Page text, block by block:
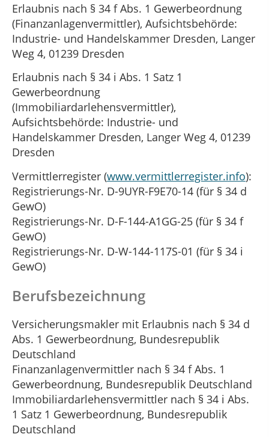
Erlaubnis nach § 34 f Abs. 1 Gewerbeordnung
(Finanzanlagenvermittler), Aufsichtsbehörde:
Industrie- und Handelskammer Dresden, Langer
Weg 4, 01239 Dresden
Erlaubnis nach § 34 i Abs. 1 Satz 1
Gewerbeordnung
(Immobiliardarlehensvermittler),
Aufsichtsbehörde: Industrie- und
Handelskammer Dresden, Langer Weg 4, 01239
Dresden
Vermittlerregister (www.vermittlerregister.info):
Registrierungs-Nr. D-9UYR-F9E70-14 (für § 34 d
GewO)
Registrierungs-Nr. D-F-144-A1GG-25 (für § 34 f
GewO)
Registrierungs-Nr. D-W-144-117S-01 (für § 34 i
GewO)
Berufsbezeichnung
Versicherungsmakler mit Erlaubnis nach § 34 d
Abs. 1 Gewerbeordnung, Bundesrepublik
Deutschland
Finanzanlagenvermittler nach § 34 f Abs. 1
Gewerbeordnung, Bundesrepublik Deutschland
Immobiliardarlehensvermittler nach § 34 i Abs.
1 Satz 1 Gewerbeordnung, Bundesrepublik
Deutschland